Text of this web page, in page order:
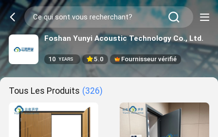
Foshan Yunyi Acoustic Technology Co., Ltd.
10 YEARS 5.0 Fournisseur vérifié
Tous Les Produits (326)